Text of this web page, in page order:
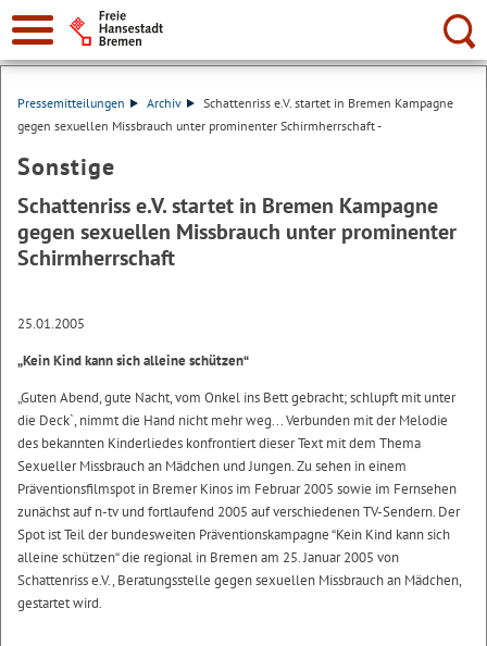
Suche:
Pressemitteilungen Archiv
Schattenriss e.V. startet in Bremen Kampagne
gegen sexuellen Missbrauch unter prominenter Schirmherrschaft -
Sonstige
Schattenriss e.V. startet in Bremen Kampagne
gegen sexuellen Missbrauch unter prominenter
Schirmherrschaft
25.01.2005
„Kein Kind kann sich alleine schützen“
„Guten Abend, gute Nacht, vom Onkel ins Bett gebracht; schlupft mit unter
die Deck`, nimmt die Hand nicht mehr weg... Verbunden mit der Melodie
des bekannten Kinderliedes konfrontiert dieser Text mit dem Thema
Sexueller Missbrauch an Mädchen und Jungen. Zu sehen in einem
Präventionsfilmspot in Bremer Kinos im Februar 2005 sowie im Fernsehen
zunächst auf n-tv und fortlaufend 2005 auf verschiedenen TV-Sendern. Der
Spot ist Teil der bundesweiten Präventionskampagne “Kein Kind kann sich
alleine schützen“ die regional in Bremen am 25. Januar 2005 von
Schattenriss e.V., Beratungsstelle gegen sexuellen Missbrauch an Mädchen,
gestartet wird.